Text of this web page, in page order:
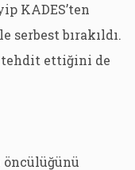
KADES’ten
bırakıldı.
tehdit ettiğini de
öncülüğünü